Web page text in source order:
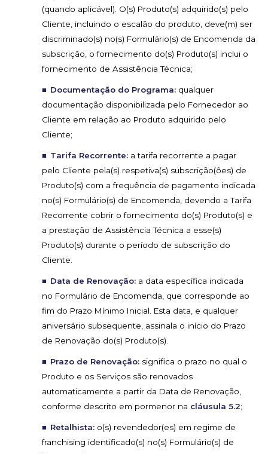
(quando aplicável). O(s) Produto(s) adquirido(s) pelo
Cliente, incluindo o escalão do produto, deve(m) ser
discriminado(s) no(s) Formulário(s) de Encomenda da
subscrição, o fornecimento do(s) Produto(s) inclui o
fornecimento de Assistência Técnica;
Documentação do Programa: qualquer
documentação disponibilizada pelo Fornecedor ao
Cliente em relação ao Produto adquirido pelo
Cliente;
Tarifa Recorrente: a tarifa recorrente a pagar
pelo Cliente pela(s) respetiva(s) subscrição(ões) de
Produto(s) com a frequência de pagamento indicada
no(s) Formulário(s) de Encomenda, devendo a Tarifa
Recorrente cobrir o fornecimento do(s) Produto(s) e
a prestação de Assistência Técnica a esse(s)
Produto(s) durante o período de subscrição do
Cliente.
Data de Renovação: a data específica indicada
no Formulário de Encomenda, que corresponde ao
fim do Prazo Mínimo Inicial. Esta data, e qualquer
aniversário subsequente, assinala o início do Prazo
de Renovação do(s) Produto(s).
Prazo de Renovação: significa o prazo no qual o
Produto e os Serviços são renovados
automaticamente a partir da Data de Renovação,
conforme descrito em pormenor na cláusula 5.2;
Retalhista: o(s) revendedor(es) em regime de
franchising identificado(s) no(s) Formulário(s) de